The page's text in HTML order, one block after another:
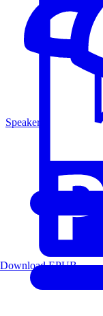
Speakers
Download EPUB